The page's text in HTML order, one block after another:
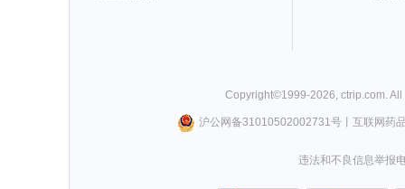
Copyright©1999-2026 ctrip.com .
沪公网备31010502002731号丨 互联网药
违法和不良信息举报